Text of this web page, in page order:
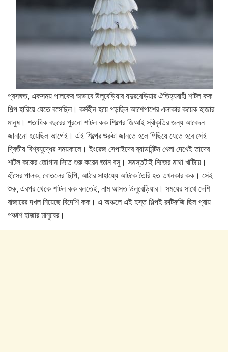
প্রসঙ্গত, একসময় পালকের অভাবে উলুবেড়িয়ার যদুরবেড়িয়ার ঐতিহ্যবাহী শাটল কক
শিল্প হারিয়ে যেতে বসেছিল। কর্মহীন হয়ে পড়ছিল আশেপাশের এলাকার কয়েক হাজার
মানুষ। শতাধিক বছরের পুরনো শাটল কক শিল্পের জিআই স্বীকৃতির জন্য আবেদন
জানানো হয়েছিল আগেই। এই শিল্পের শুরুটা জানতে হলে পিছিয়ে যেতে হবে সেই
দ্বিতীয় বিশ্বযুদ্ধের সময়কালে। ইংরেজ সেপাইদের ব্যাডমিন্টন খেলা দেখেই তাদের
শাটল ককের জোগান দিতে শুরু করেন জ্ঞান বসু। সমস্তটাই নিজের মাথা খাটিয়ে।
হাঁসের পালক, বোতলের ছিপি, আঠার সাহায্যে আটকে তৈরি হত তখনকার কক। সেই
শুরু, এরপর থেকে শাটল কক বলতেই, নাম আসত উলুবেড়িয়ার। সময়ের সাথে দেশি
বাজারের দখল নিয়েছে বিদেশি কক। এ অঞ্চলে এই হস্ত শিল্পই রুটিরুজি ছিল প্রায়
পঞ্চাশ হাজার মানুষের।